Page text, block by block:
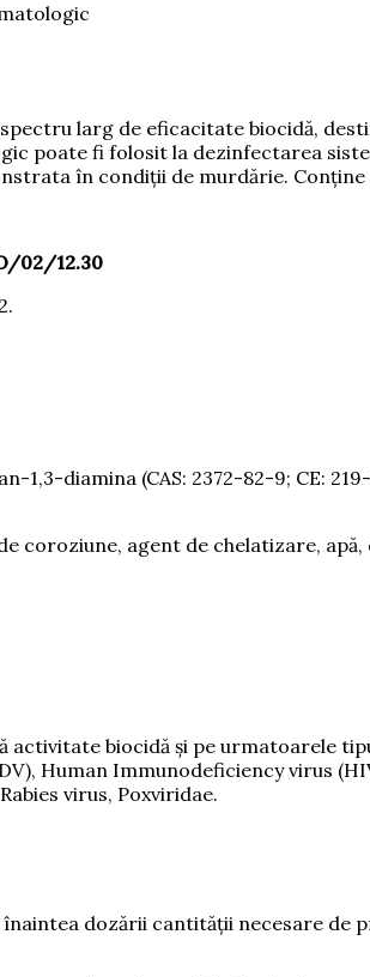
larg de eficacitate biocidă,
poate fi folosit la dezinfectarea
în condiții de murdărie.
02/12.30
diamina (CAS: 2372-82-9; CE:
coroziune, agent de chelatizare,
activitate biocidă și pe urmatoarele
Human Immunodeficiency virus
virus, Poxviridae.
dozării cantității necesare de